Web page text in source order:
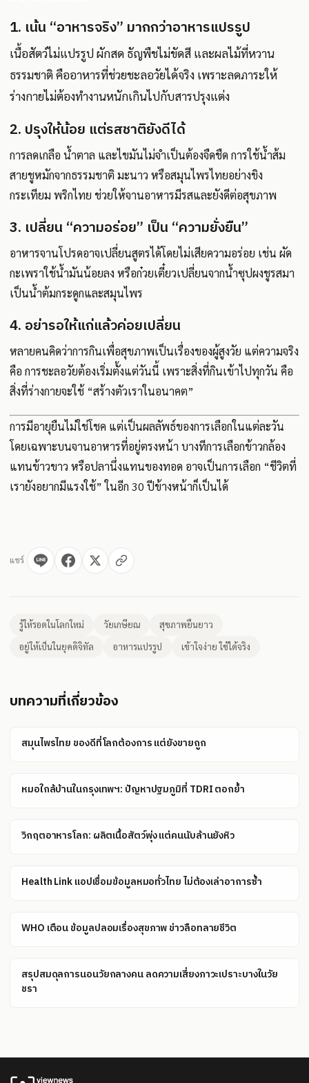
1. เน้น “อาหารจริง” มากกว่าอาหารแปรรูป
เนื้อสัตว์ไม่แปรรูป ผักสด ธัญพืชไม่ขัดสี และผลไม้ที่หวาน
ธรรมชาติ คืออาหารที่ช่วยชะลอวัยได้จริง เพราะลดภาระให้
ร่างกายไม่ต้องทำงานหนักเกินไปกับสารปรุงแต่ง
2. ปรุงให้น้อย แต่รสชาติยังดีได้
การลดเกลือ น้ำตาล และไขมันไม่จำเป็นต้องจืดชืด การใช้น้ำส้ม
สายชูหมักจากธรรมชาติ มะนาว หรือสมุนไพรไทยอย่างขิง
กระเทียม พริกไทย ช่วยให้จานอาหารมีรสและยังดีต่อสุขภาพ
3. เปลี่ยน “ความอร่อย” เป็น “ความยั่งยืน”
อาหารจานโปรดอาจเปลี่ยนสูตรได้โดยไม่เสียความอร่อย เช่น ผัด
กะเพราใช้น้ำมันน้อยลง หรือก๋วยเตี๋ยวเปลี่ยนจากน้ำซุปผงชูรสมา
เป็นน้ำต้มกระดูกและสมุนไพร
4. อย่ารอให้แก่แล้วค่อยเปลี่ยน
หลายคนคิดว่าการกินเพื่อสุขภาพเป็นเรื่องของผู้สูงวัย แต่ความจริง
คือ การชะลอวัยต้องเริ่มตั้งแต่วันนี้ เพราะสิ่งที่กินเข้าไปทุกวัน คือ
สิ่งที่ร่างกายจะใช้ “สร้างตัวเราในอนาคต”
การมีอายุยืนไม่ใช่โชค แต่เป็นผลลัพธ์ของการเลือกในแต่ละวัน
โดยเฉพาะบนจานอาหารที่อยู่ตรงหน้า บางทีการเลือกข้าวกล้อง
แทนข้าวขาว หรือปลานึ่งแทนของทอด อาจเป็นการเลือก “ชีวิตที่
เรายังอยากมีแรงใช้” ในอีก 30 ปีข้างหน้าก็เป็นได้
แชร์
รู้ให้รอดในโลกใหม่ วัยเกษียณ
สุขภาพยืนยาว
อยู่ให้เป็นในยุคดิจิทัล
อาหารแปรรูป เข้าใจง่าย ใช้ได้จริง
บทความที่เกี่ยวข้อง
สมุนไพรไทย ของดีที่โลกต้องการ แต่ยังขายถูก
หมอใกล้บ้านในกรุงเทพฯ: ปัญหาปฐมภูมิที่ TDRI ตอกย้ำ
วิกฤตอาหารโลก: ผลิตเนื้อสัตว์พุ่ง แต่คนนับล้านยังหิว
Health Link แอปเชื่อมข้อมูลหมอทั่วไทย ไม่ต้องเล่าอาการซ้ำ
WHO เตือน ข้อมูลปลอมเรื่องสุขภาพ ข่าวลือทลายชีวิต
สรุปสมดุลการนอนวัยกลางคน ลดความเสี่ยงภาวะเปราะบางในวัย
ชรา